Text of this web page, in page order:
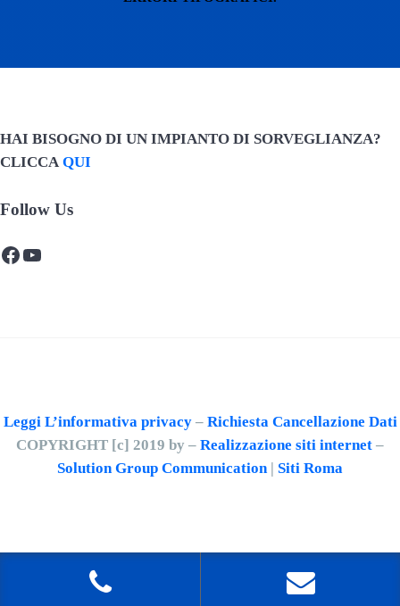
HAI BISOGNO DI UN IMPIANTO DI SORVEGLIANZA?
CLICCAQUI
Follow Us
Facebook
YouTube
Leggi L’informativa privacy– Richiesta Cancellazione Dati
COPYRIGHT [c] 2019 by – Realizzazione siti internet –
Solution Group Communication| Siti Roma